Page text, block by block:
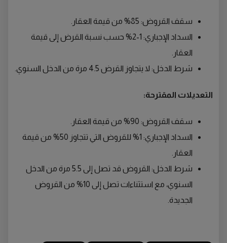
سقف القروض: 85% من قيمة العقار.
السداد الإجباري: 1-2% حسب نسبة القرض إلى قيمة
العقار.
شرط الدخل: لا يتجاوز القرض 4.5 مرة من الدخل السنوي.
التعديلات المقترحة:
سقف القروض: 90% من قيمة العقار.
السداد الإجباري: 1% للقروض التي تتجاوز 50% من قيمة
العقار.
شرط الدخل: القروض قد تصل إلى 5.5 مرة من الدخل
السنوي، مع استثناءات تصل إلى 10% من القروض
الجديدة.